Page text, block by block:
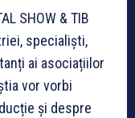
SHOW & TIB
specialiști,
ai asociațiilor
vor vorbi
și despre